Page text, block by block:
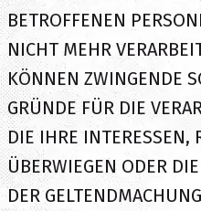
BETROFFENEN
NICHT MEHR
KÖNNEN ZWINGENDE
GRÜNDE FÜR DIE
DIE IHRE INTERESSEN,
ÜBERWIEGEN ODER
DER